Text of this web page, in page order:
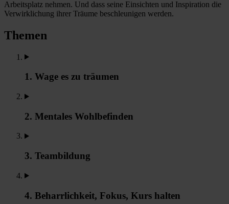
Arbeitsplatz nehmen. Und dass seine Einsichten und Inspiration die
Verwirklichung ihrer Träume beschleunigen werden.
Themen
1. Wage es zu träumen
2. Mentales Wohlbefinden
3. Teambildung
4. Beharrlichkeit, Fokus, Kurs halten